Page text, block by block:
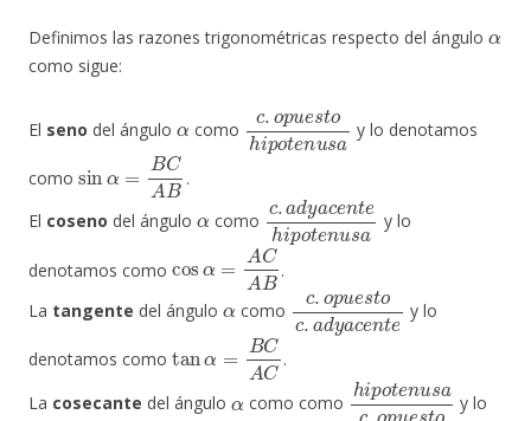
Definimos las razones trigonométricas respecto del ángulo
como sigue:
El seno del ángulo como
.opuestoh
y lo denotamos
como
sin CAB
.
El coseno del ángulo como
c.adyacente
y lo
denotamos como
CAB
.
La tangente del ángulo como
opuestoc
y lo
denotamos como
CAC
.
La cosecante del ángulo como como
hipotenusa
y lo